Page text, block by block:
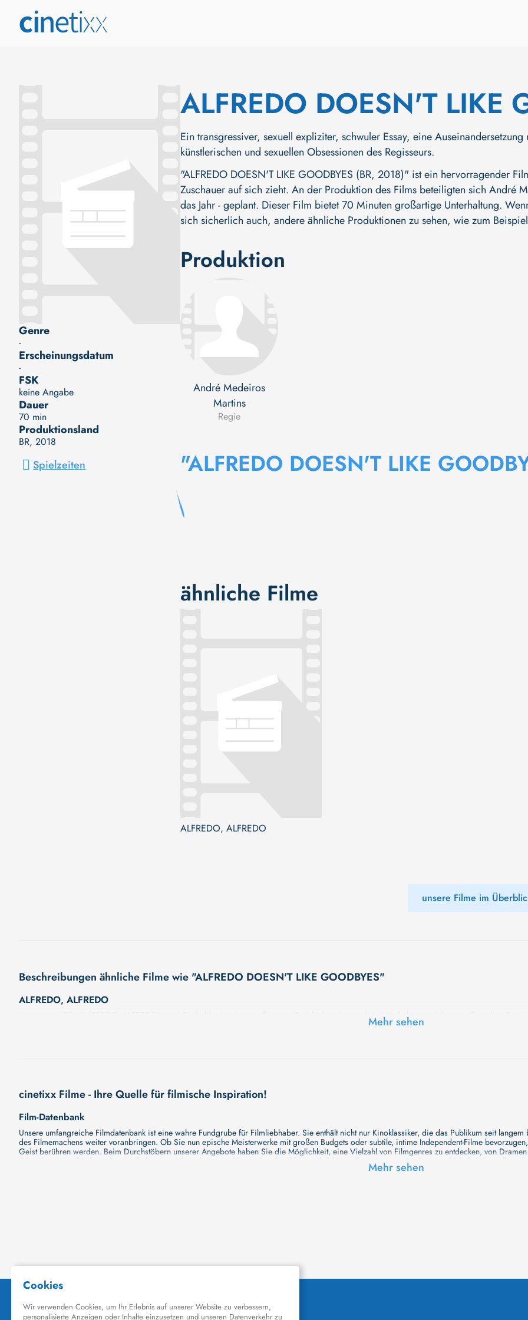
Genre
-
Erscheinungsdatum
-
FSK
keine Angabe
Dauer
70 min
Produktionsland
BR, 2018
Spielzeiten
ALFREDO DOESN'T LIKE
Ein transgressiver, sexuell expliziter, schwuler Essay, eine
künstlerischen und sexuellen Obsessionen des Regisseurs.
"ALFREDO DOESN'T LIKE GOODBYES (BR, 2018)" ist ein hervorragender
Zuschauer auf sich zieht. An der Produktion des Films beteiligten sich André
das Jahr - geplant. Dieser Film bietet 70 Minuten großartige Unterhaltung.
sich sicherlich auch, andere ähnliche Produktionen zu sehen, wie zum Beispiel
Produktion
André Medeiros
Martins
Regie
"ALFREDO DOESN'T LIKE
ähnliche Filme
ALFREDO, ALFREDO
unsere Filme im
Beschreibungen ähnliche Filme wie "ALFREDO DOESN'T LIKE GOODBYES"
ALFREDO, ALFREDO
Unser neuer Film "ALFREDO, ALFREDO" wird Sie bald mit seiner großartigen Geschichte überraschen. Wir haben noch keine vollständige
wird. Eine fesselnde Handlung, ungewöhnliche Charaktere und unerforschte Geheimnisse erwarten Sie in unserem Film. Bleiben Sie dran für
Mehr sehen
cinetixx Filme - Ihre Quelle für filmische Inspiration!
Film-Datenbank
Unsere umfangreiche Filmdatenbank ist eine wahre Fundgrube für Filmliebhaber. Sie enthält nicht nur Kinoklassiker, die das Publikum seit
des Filmemachens weiter voranbringen. Ob Sie nun epische Meisterwerke mit großen Budgets oder subtile, intime Independent-Filme
Geist berühren werden. Beim Durchstöbern unserer Angebote haben Sie die Möglichkeit, eine Vielzahl von Filmgenres zu entdecken, von
Erkundung verschiedener Regiestile kommt nicht zu kurz, von klassischen Erzählungen bis hin zu Experimenten mit Form und Inhalt. Wir wollen,
Hollywood-Hits findet. Natürlich gibt es auch diese, aber darüber hinaus bemühen wir uns, Meisterwerke des unabhängigen Kinos zu zeigen,
hinzufügen. Mit uns können Sie Ihr Wissen über Ihre Lieblingskünstler und ihr filmisches Schaffen vertiefen, was das Ansehen von Filmen zu
Datenbank mit Schauspielern zu erkunden und ihre außergewöhnlichen Werke zu entdecken!
Kino-Datenbank
Planen Sie bald einen Kinobesuch? Ob Sie nun Lust auf eine große Premiere in einem hochmodernen Kinosaal haben oder die Atmosphäre
Mehr sehen